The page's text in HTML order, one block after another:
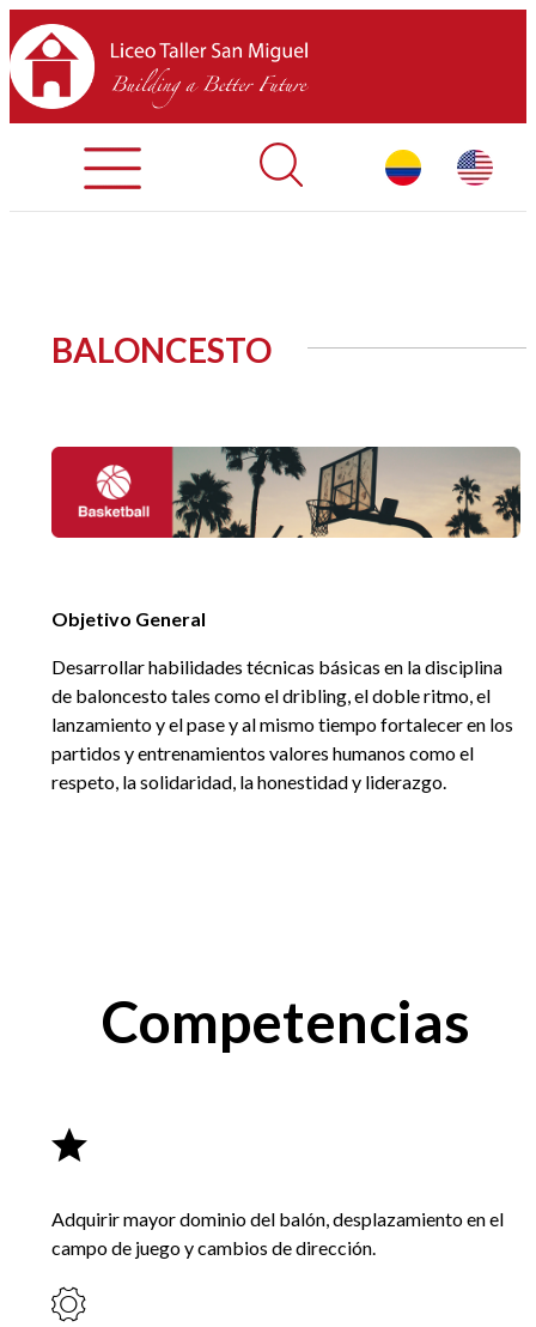
INICIO
SECCIONES
EQUIPO
BALONCESTO
Objetivo General
Desarrollar habilidades técnicas básicas en la disciplina
de baloncesto tales como el dribling, el doble ritmo, el
lanzamiento y el pase y al mismo tiempo fortalecer en los
partidos y entrenamientos valores humanos como el
respeto, la solidaridad, la honestidad y liderazgo.
Competencias
Adquirir mayor dominio del balón, desplazamiento en el
campo de juego y cambios de dirección.